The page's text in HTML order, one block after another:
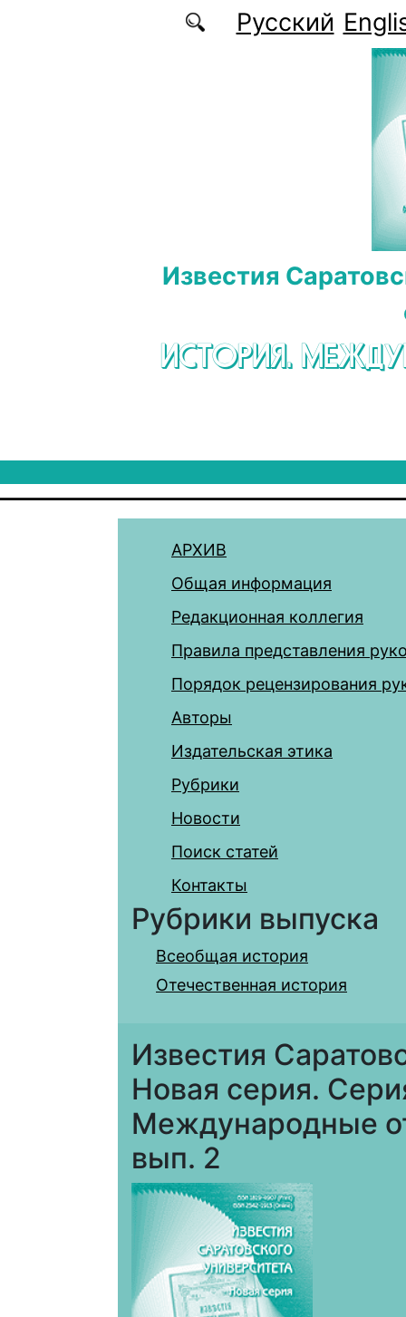
Перейти к основному содержаниюРусский
Известия
ИСТОРИЯ.
АРХИВ
Общая информация
Редакционная коллегия
Правила представления
Порядок рецензирования
Авторы
Издательская этика
Рубрики
Новости
Поиск статей
Контакты
Рубрики выпуска
Всеобщая история
Отечественная история
Известия
Новая серия.
Международные
вып. 2